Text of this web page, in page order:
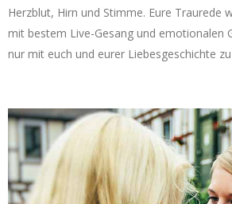
Herzblut, Hirn und Stimme. Eure Traurede
mit bestem Live-Gesang und emotionalen
nur mit euch und eurer Liebesgeschichte